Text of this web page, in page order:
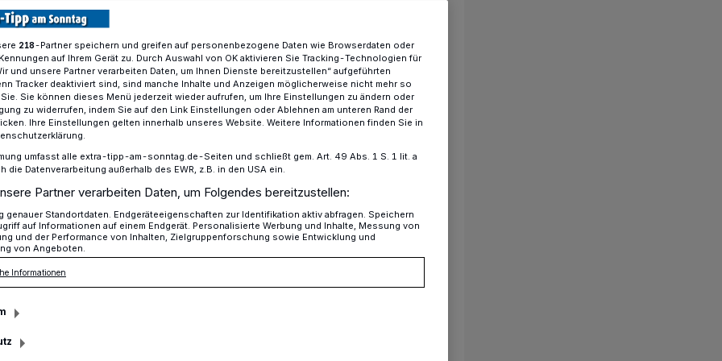
in Hand Cup: Charity-Turnier für Hobbymannschaften
für
13. Juni auf dem Rasenplatz in
steht nicht nur der Fußball im
der Hand-in-Hand-Cup e.V.
dabei Sport, Gemeinschaft und soziales
218-Partner speichern und greifen auf personenbezogene Daten wie Browserdaten oder
auf Ihrem Gerät zu. Durch Auswahl von OK aktivieren Sie Tracking-Technologien für
und unsere Partner verarbeiten Daten, um Ihnen Dienste bereitzustellen“ aufgeführten
Tracker deaktiviert sind, sind manche Inhalte und Anzeigen möglicherweise nicht mehr so
Sie können dieses Menü jederzeit wieder aufrufen, um Ihre Einstellungen zu ändern oder
zu widerrufen, indem Sie auf den Link Einstellungen oder Ablehnen am unteren Rand der
Ihre Einstellungen gelten innerhalb unseres Website. Weitere Informationen finden Sie in
umfasst alle extra-tipp-am-sonntag.de-Seiten und schließt gem. Art. 49 Abs. 1 S. 1 lit. a
die Datenverarbeitung außerhalb des EWR, z.B. in den USA ein.
Partner verarbeiten Daten, um Folgendes bereitzustellen:
genauer Standortdaten. Endgeräteeigenschaften zur Identifikation aktiv abfragen. Speichern
auf Informationen auf einem Endgerät. Personalisierte Werbung und Inhalte, Messung von
und der Performance von Inhalten, Zielgruppenforschung sowie Entwicklung und
von Angeboten.
Informationen